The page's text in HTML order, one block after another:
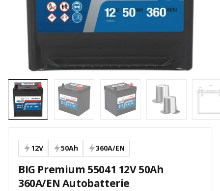
12V 50Ah 360A/EN
BIG Premium 55041 12V 50Ah
360A/EN Autobatterie